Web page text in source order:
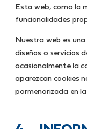
Esta web, como la
funcionalidades
Nuestra web es
diseños o servicios
ocasionalmente la
aparezcan cookies
pormenorizada en